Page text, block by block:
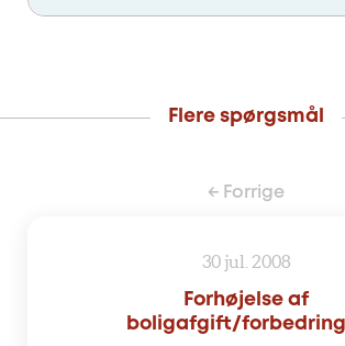
Flere spørgsmål
← Forrige
30 jul. 2008
Forhøjelse af
boligafgift/